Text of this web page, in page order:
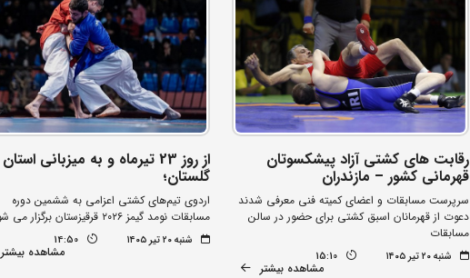
رقابت های کشتی آزاد پیشکسوتان
قهرمانی کشور – مازندران
سرپرست مسابقات و اعضای کمیته فنی معرفی شدند
دعوت از قهرمانان اسبق کشتی برای حضور در سالن
مسابقات
شنبه ۲۰ تیر ۱۴۰۵ 15:10
مشاهده بیشتر
از روز 23 تیرماه و به میزبانی استان
گلستان؛
اردوی تیم‌های کشتی اعزامی به ششمین دوره
مسابقات نومد گیمز ۲۰۲۶ قرقیزستان برگزار می شود
شنبه ۲۰ تیر ۱۴۰۵ 14:50
مشاهده بیشتر